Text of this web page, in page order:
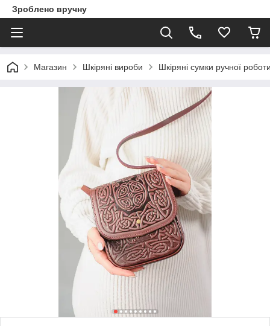
Зроблено вручну
Магазин Шкіряні вироби Шкіряні сумки ручної